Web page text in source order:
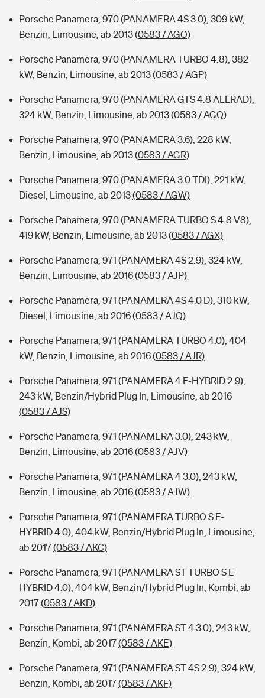
Porsche Panamera, 970 (PANAMERA 4S 3.0), 309 kW,
Benzin, Limousine, ab 2013(0583 / AGO)
Porsche Panamera, 970 (PANAMERA TURBO 4.8), 382
kW, Benzin, Limousine, ab 2013(0583 / AGP)
Porsche Panamera, 970 (PANAMERA GTS 4.8 ALLRAD),
324 kW, Benzin, Limousine, ab 2013(0583 / AGQ)
Porsche Panamera, 970 (PANAMERA 3.6), 228 kW,
Benzin, Limousine, ab 2013(0583 / AGR)
Porsche Panamera, 970 (PANAMERA 3.0 TDI), 221 kW,
Diesel, Limousine, ab 2013(0583 / AGW)
Porsche Panamera, 970 (PANAMERA TURBO S 4.8 V8),
419 kW, Benzin, Limousine, ab 2013(0583 / AGX)
Porsche Panamera, 971 (PANAMERA 4S 2.9), 324 kW,
Benzin, Limousine, ab 2016(0583 / AJP)
Porsche Panamera, 971 (PANAMERA 4S 4.0 D), 310 kW,
Diesel, Limousine, ab 2016(0583 / AJQ)
Porsche Panamera, 971 (PANAMERA TURBO 4.0), 404
kW, Benzin, Limousine, ab 2016(0583 / AJR)
Porsche Panamera, 971 (PANAMERA 4 E-HYBRID 2.9),
243 kW, Benzin/Hybrid Plug In, Limousine, ab 2016
(0583 / AJS)
Porsche Panamera, 971 (PANAMERA 3.0), 243 kW,
Benzin, Limousine, ab 2016(0583 / AJV)
Porsche Panamera, 971 (PANAMERA 4 3.0), 243 kW,
Benzin, Limousine, ab 2016(0583 / AJW)
Porsche Panamera, 971 (PANAMERA TURBO S E-
HYBRID 4.0), 404 kW, Benzin/Hybrid Plug In, Limousine,
ab 2017(0583 / AKC)
Porsche Panamera, 971 (PANAMERA ST TURBO S E-
HYBRID 4.0), 404 kW, Benzin/Hybrid Plug In, Kombi, ab
2017(0583 / AKD)
Porsche Panamera, 971 (PANAMERA ST 4 3.0), 243 kW,
Benzin, Kombi, ab 2017(0583 / AKE)
Porsche Panamera, 971 (PANAMERA ST 4S 2.9), 324 kW,
Benzin, Kombi, ab 2017(0583 / AKF)